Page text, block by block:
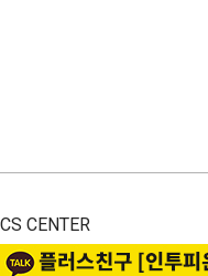
CS CENTER